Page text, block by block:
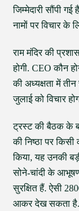
जिम्मेदारी सौंपी
नामों पर विचार के
राम मंदिर की
होगी. CEO कौन
की अध्यक्षता में
जुलाई को विचार
ट्रस्ट की बैठक के
की निष्ठा पर
किया, यह उनकी
सोने-चांदी के
सुरक्षित हैं. ऐसी
आकर देख सकता है.